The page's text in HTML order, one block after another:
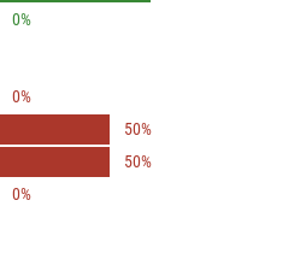
0%
0%
50%
50%
0%